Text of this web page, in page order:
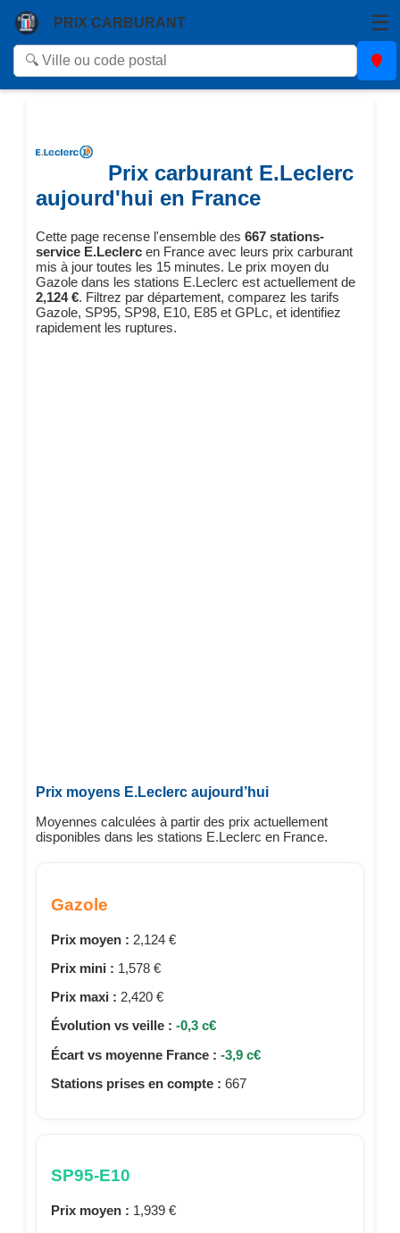
PRIX CARBURANT ☰
Prix carburant E.Leclerc
aujourd'hui en France
Cette page recense l'ensemble des 667 stations-
service E.Leclercen France avec leurs prix carburant
mis à jour toutes les 15 minutes. Le prix moyen du
Gazole dans les stations E.Leclerc est actuellement de
2,124 €. Filtrez par département, comparez les tarifs
Gazole, SP95, SP98, E10, E85 et GPLc, et identifiez
rapidement les ruptures.
Prix moyens E.Leclerc aujourd’hui
Moyennes calculées à partir des prix actuellement
disponibles dans les stations E.Leclerc en France.
Gazole
Prix moyen : 2,124 €
Prix mini : 1,578 €
Prix maxi : 2,420 €
Évolution vs veille : -0,3 c€
Écart vs moyenne France : -3,9 c€
Stations prises en compte : 667
SP95-E10
Prix moyen : 1,939 €